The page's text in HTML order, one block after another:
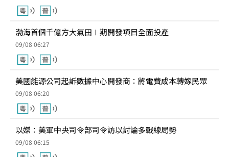
渤海首個千億方大氣田Ⅰ期開發項目全面投產
09/08 06:27
美國能源公司起訴數據中心開發商：將電費成本轉嫁民眾
09/08 06:20
以媒：美軍中央司令部司令訪以討論多戰線局勢
09/08 06:15